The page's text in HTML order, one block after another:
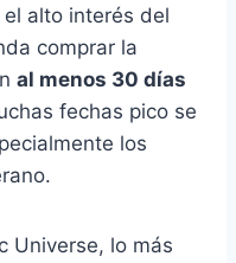
el alto interés del
comprar la
al menos 30 días
fechas pico se
los
Universe, lo más